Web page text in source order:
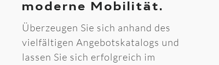
moderne Mobilität.
Überzeugen Sie sich anhand des
vielfältigen Angebotskatalogs und
lassen Sie sich erfolgreich im